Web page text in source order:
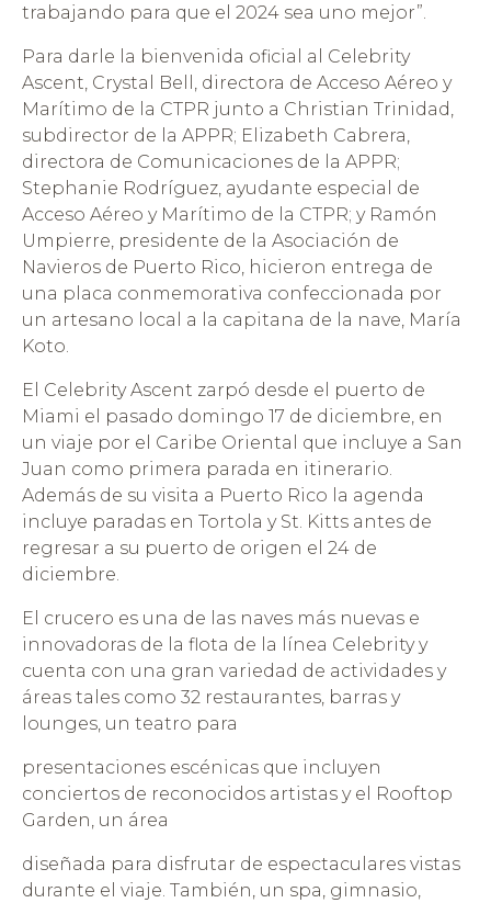
trabajando para que el 2024 sea uno mejor”.
Para darle la bienvenida oficial al Celebrity
Ascent, Crystal Bell, directora de Acceso Aéreo y
Marítimo de la CTPR junto a Christian Trinidad,
subdirector de la APPR; Elizabeth Cabrera,
directora de Comunicaciones de la APPR;
Stephanie Rodríguez, ayudante especial de
Acceso Aéreo y Marítimo de la CTPR; y Ramón
Umpierre, presidente de la Asociación de
Navieros de Puerto Rico, hicieron entrega de
una placa conmemorativa confeccionada por
un artesano local a la capitana de la nave, María
Koto.
El Celebrity Ascent zarpó desde el puerto de
Miami el pasado domingo 17 de diciembre, en
un viaje por el Caribe Oriental que incluye a San
Juan como primera parada en itinerario.
Además de su visita a Puerto Rico la agenda
incluye paradas en Tortola y St. Kitts antes de
regresar a su puerto de origen el 24 de
diciembre.
El crucero es una de las naves más nuevas e
innovadoras de la flota de la línea Celebrity y
cuenta con una gran variedad de actividades y
áreas tales como 32 restaurantes, barras y
lounges, un teatro para
presentaciones escénicas que incluyen
conciertos de reconocidos artistas y el Rooftop
Garden, un área
diseñada para disfrutar de espectaculares vistas
durante el viaje. También, un spa, gimnasio,